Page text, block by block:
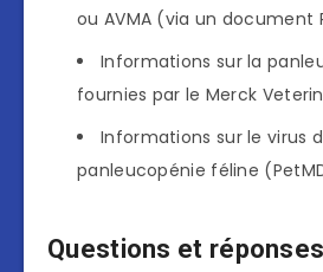
ou AVMA (via un document
Informations sur la
fournies par le Merck
Informations sur le virus
panleucopénie féline
Questions et réponses